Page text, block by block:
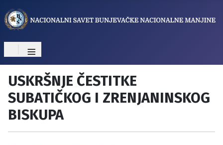
≡
USKRŠNJE ČESTITKE
SUBATIČKOG I ZRENJANINSKOG
BISKUPA